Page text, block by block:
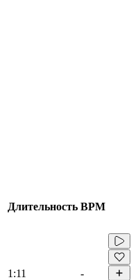
Длительность BPM
1:11 -